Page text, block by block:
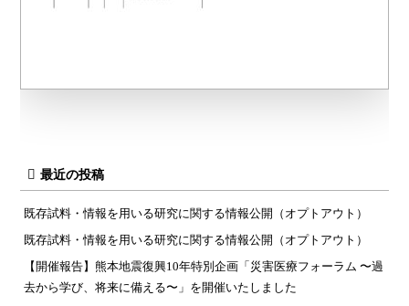
最近の投稿
既存試料・情報を用いる研究に関する情報公開（オプトアウト）
既存試料・情報を用いる研究に関する情報公開（オプトアウト）
【開催報告】熊本地震復興10年特別企画「災害医療フォーラム 〜過
去から学び、将来に備える〜」を開催いたしました